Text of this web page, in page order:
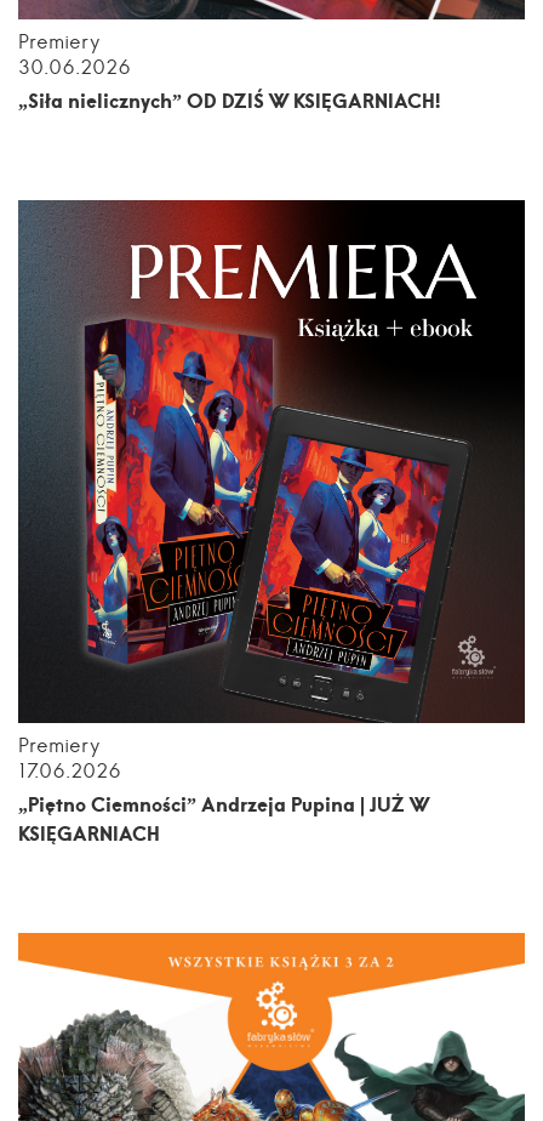
Premiery
30.06.2026
„Siła nielicznych” OD DZIŚ W KSIĘGARNIACH!
Premiery
17.06.2026
„Piętno Ciemności” Andrzeja Pupina | JUŻ W
KSIĘGARNIACH